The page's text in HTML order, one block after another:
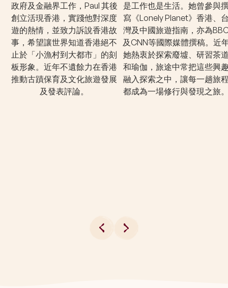
政府及金融界工作，Paul 其後
創立活現香港，實踐他對深度
遊的熱情，並致力訴說香港故
事，希望讓世界知道香港絕不
止於「小漁村到大都市」的刻
板形象。近年不遺餘力在香港
推動古蹟保育及文化旅遊發展
及發表評論。
是工作也是生活。她曾參與
寫《Lonely Planet》香港、
灣及中國旅遊指南，亦為
及CNN等國際媒體撰稿。近
她熱衷於探索廢墟、研習茶
和瑜伽，旅途中常把這些興
融入探索之中，讓每一趟旅
都成為一場修行與發現之旅